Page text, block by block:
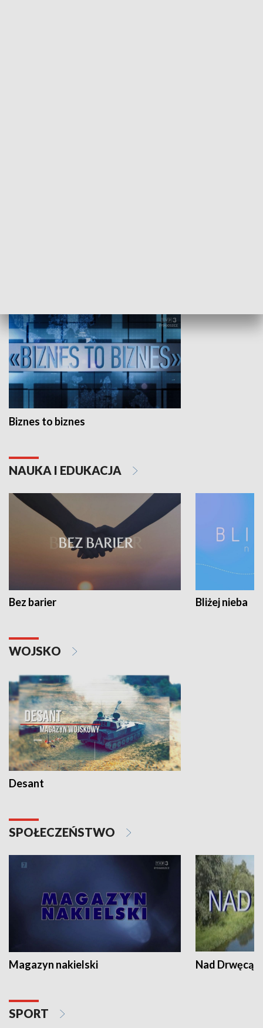
Biznes to biznes
NAUKA I EDUKACJA
Bez barier Bliżej nieba
WOJSKO
Desant
SPOŁECZEŃSTWO
Magazyn nakielski Nad Drwęcą
SPORT